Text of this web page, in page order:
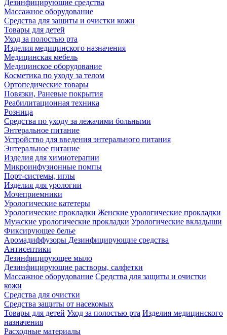
Дезинфицирующие средства
Массажное оборудование
Средства для защиты и очистки кожи
Товары для детей
Уход за полостью рта
Изделия медицинского назначения
Медицинская мебель
Медицинское оборудование
Косметика по уходу за телом
Ортопедические товары
Повязки, Раневые покрытия
Реабилитационная техника
Розница
Средства по уходу за лежачими больными
Энтеральное питание
Устройство для введения энтерального питания
Энтеральное питание
Изделия для химиотерапии
Микроинфузионные помпы
Порт-системы, иглы
Изделия для урологии
Мочеприемники
Урологические катетеры
Урологические прокладки Женские урологические прокладки
Мужские урологические прокладки Урологические вкладыши
Фиксирующее белье
Аромадиффузоры Дезинфицирующие средства
Антисептики
Дезинфицирующее мыло
Дезинфицирующие растворы, салфетки
Массажное оборудование Средства для защиты и очистки
кожи
Средства для очистки
Средства защиты от насекомых
Товары для детей Уход за полостью рта Изделия медицинского
назначения
Расходные материалы